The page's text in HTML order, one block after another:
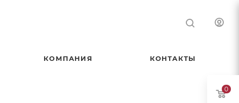
КОМПАНИЯ КОНТАКТЫ
0